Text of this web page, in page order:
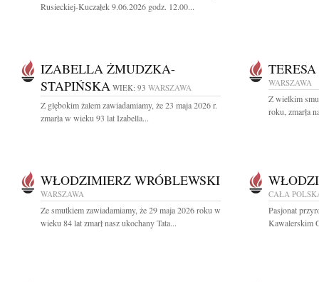
Rusieckiej-Kuczałek 9.06.2026 godz. 12.00...
IZABELLA ŻMUDZKA-
STAPIŃSKA WIEK: 93 WARSZAWA
Z głębokim żalem zawiadamiamy, że 23 maja 2026 r.
zmarła w wieku 93 lat Izabella...
WARSZAWA
Z wielkim
roku, zmarła
WŁODZIMIERZ WRÓBLEWSKI
WARSZAWA
Ze smutkiem zawiadamiamy, że 29 maja 2026 roku w
wieku 84 lat zmarł nasz ukochany Tata...
CAŁA
Pasjonat
Kawalerskim